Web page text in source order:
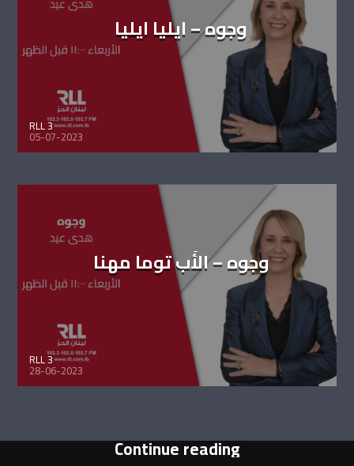
وجوه – ايليا ايليا
RLL 3
05-07-2023
وجوه – الأَب توما مهنا
RLL 3
28-06-2023
Continue reading